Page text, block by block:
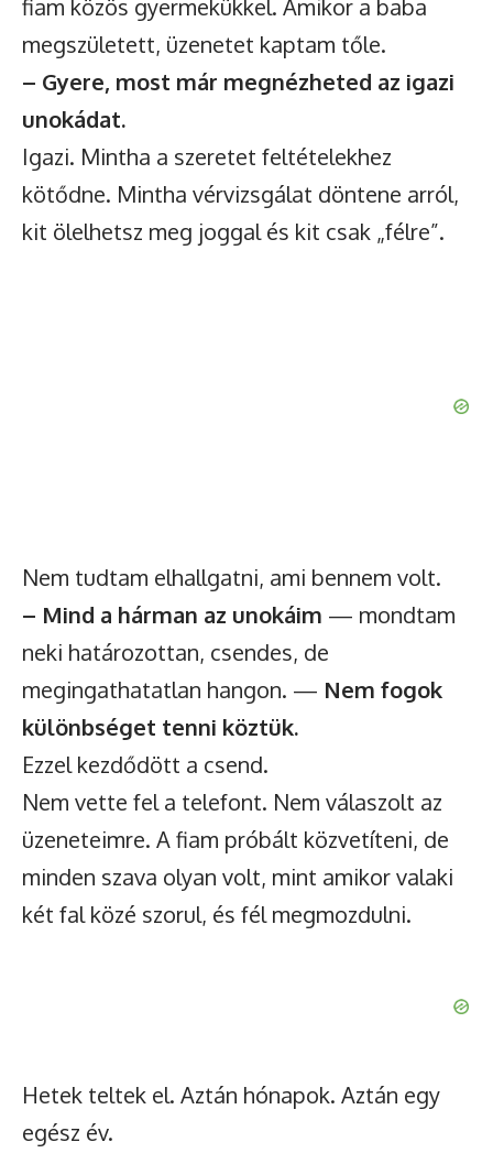
fiam közös gyermekükkel. Amikor a baba
megszületett, üzenetet kaptam tőle.
– Gyere, most már megnézheted az igazi
unokádat.
Igazi. Mintha a szeretet feltételekhez
kötődne. Mintha vérvizsgálat döntene arról,
kit ölelhetsz meg joggal és kit csak „félre”.
Nem tudtam elhallgatni, ami bennem volt.
– Mind a hárman az unokáim — mondtam
neki határozottan, csendes, de
megingathatatlan hangon. — Nem fogok
különbséget tenni köztük.
Ezzel kezdődött a csend.
Nem vette fel a telefont. Nem válaszolt az
üzeneteimre. A fiam próbált közvetíteni, de
minden szava olyan volt, mint amikor valaki
két fal közé szorul, és fél megmozdulni.
Hetek teltek el. Aztán hónapok. Aztán egy
egész év.
You will be able to continue browsing for 24 hours after
watching the ad.